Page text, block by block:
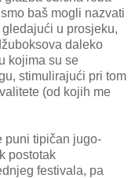
baš mogli nazvati
u prosjeku,
daleko
kojima su se
stimulirajući pri tom
(od kojih me
puni tipičan jugo-
postotak
festivala, pa